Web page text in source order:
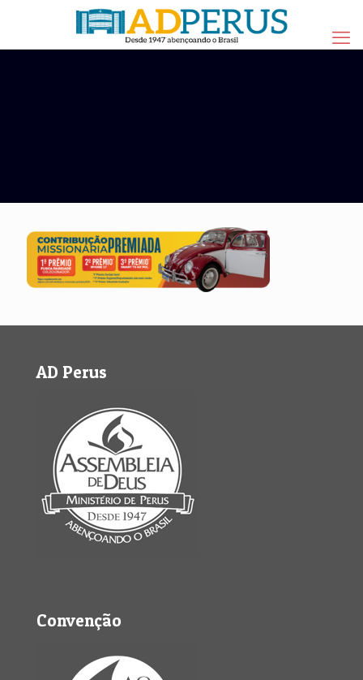
AD Perus
Convenção